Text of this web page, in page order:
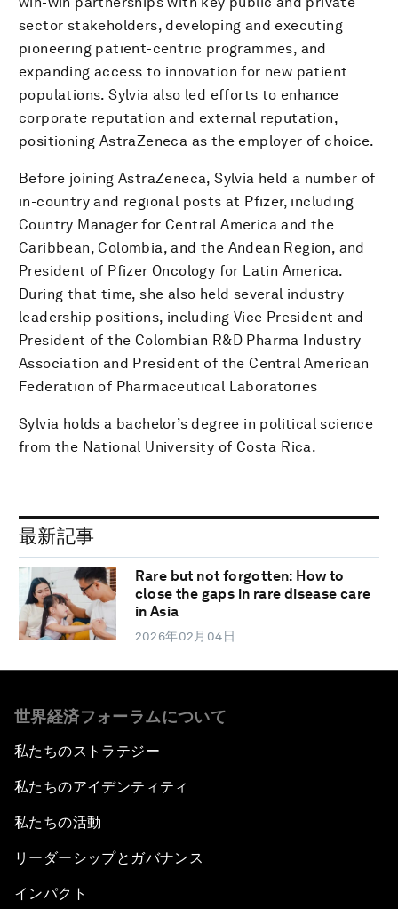
sector stakeholders, developing and executing
pioneering patient-centric programmes, and
expanding access to innovation for new patient
populations. Sylvia also led efforts to enhance
corporate reputation and external reputation,
positioning AstraZeneca as the employer of choice.
Before joining AstraZeneca, Sylvia held a number of
in-country and regional posts at Pfizer, including
Country Manager for Central America and the
Caribbean, Colombia, and the Andean Region, and
President of Pfizer Oncology for Latin America.
During that time, she also held several industry
leadership positions, including Vice President and
President of the Colombian R&D Pharma Industry
Association and President of the Central American
Federation of Pharmaceutical Laboratories
Sylvia holds a bachelor’s degree in political science
from the National University of Costa Rica.
最新記事
Rare but not forgotten: How to
close the gaps in rare disease care
in Asia
2026年02月04日
世界経済フォーラムについて
私たちのストラテジー
私たちのアイデンティティ
私たちの活動
リーダーシップとガバナンス
インパクト